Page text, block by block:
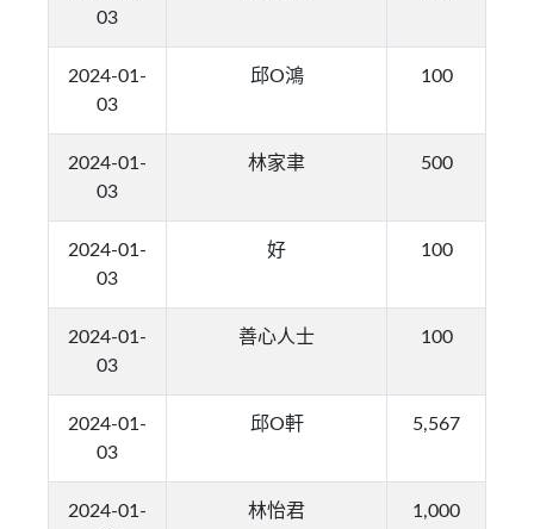
03
2024-01-
03
邱O鴻 100
2024-01-
03
林家聿 500
2024-01-
03
好 100
2024-01-
03
善心人士 100
2024-01-
03
邱O軒 5,567
2024-01-
林怡君 1,000